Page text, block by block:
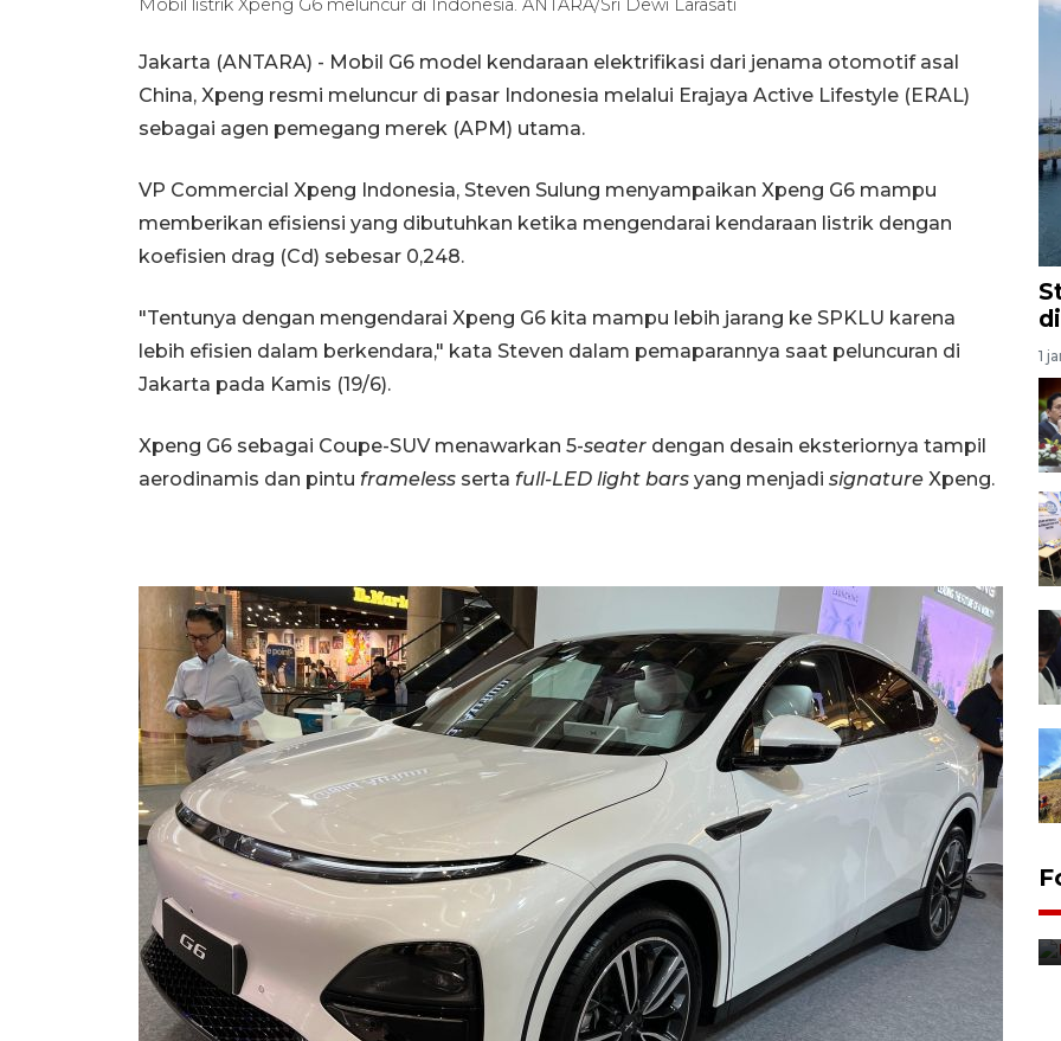
Mobil listrik Xpeng G6 meluncur di Indonesia. ANTARA/Sri Dewi Larasati
Jakarta (ANTARA) - Mobil G6 model kendaraan elektrifikasi dari jenama otomotif asal
China, Xpeng resmi meluncur di pasar Indonesia melalui Erajaya Active Lifestyle (ERAL)
sebagai agen pemegang merek (APM) utama.
VP Commercial Xpeng Indonesia, Steven Sulung menyampaikan Xpeng G6 mampu
memberikan efisiensi yang dibutuhkan ketika mengendarai kendaraan listrik dengan
koefisien drag (Cd) sebesar 0,248.
"Tentunya dengan mengendarai Xpeng G6 kita mampu lebih jarang ke SPKLU karena
lebih efisien dalam berkendara," kata Steven dalam pemaparannya saat peluncuran di
Jakarta pada Kamis (19/6).
Xpeng G6 sebagai Coupe-SUV menawarkan 5-seater dengan desain eksteriornya tampil
aerodinamis dan pintu frameless serta full-LED light bars yang menjadi signature Xpeng.
1
Distribusi bantuan mesin
pertanian di Kediri
11 jam lalu